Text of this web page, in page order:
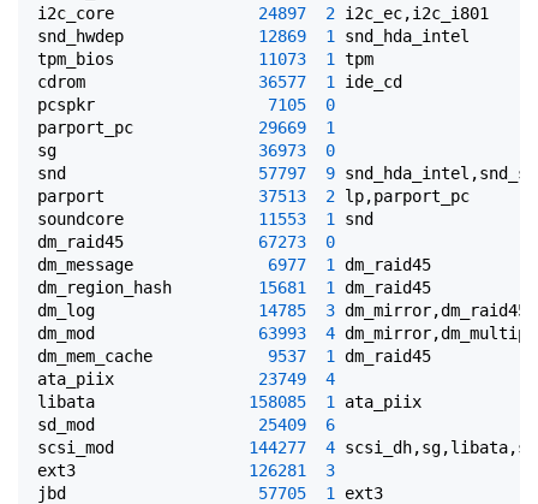
i2c_core 24897 2 i2c_ec,i2c_i801
snd_hwdep 12869 1
snd_hda_intel
tpm_bios 11073 1
tpm
cdrom 36577 1
ide_cd
pcspkr 7105
0
parport_pc 29669
1
sg 36973
0
snd 57797 9
parport 37513 2 lp,parport_pc
soundcore 11553 1
snd
dm_raid45 67273
0
dm_message 6977 1
dm_raid45
dm_region_hash 15681 1
dm_raid45
dm_log 14785 3
dm_mod 63993 4
dm_mem_cache 9537 1
dm_raid45
ata_piix 23749
4
libata 158085 1
ata_piix
sd_mod 25409
6
scsi_mod 144277 4
ext3 126281
3
jbd 57705 1
ext3